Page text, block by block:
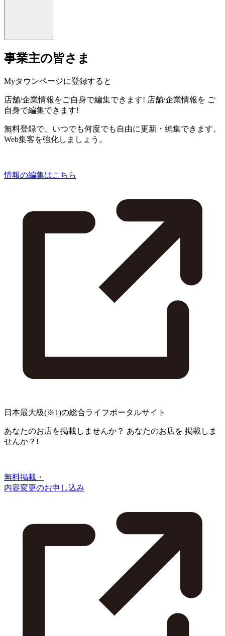
事業主の皆さま
Myタウンページに登録すると
店舗/企業情報をご自身で編集できます! 店舗/企業情報を ご
自身で編集できます!
無料登録で、いつでも何度でも自由に更新・編集できます。
Web集客を強化しましょう。
情報の編集はこちら
日本最大級(※1)の総合ライフポータルサイト
あなたのお店を掲載しませんか？ あなたのお店を 掲載しま
せんか？!
無料掲載・
内容変更のお申し込み